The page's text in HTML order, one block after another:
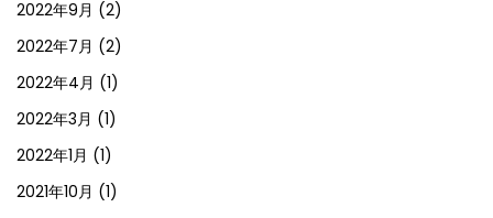
2022年9月 (2)
2022年7月 (2)
2022年4月 (1)
2022年3月 (1)
2022年1月 (1)
2021年10月 (1)